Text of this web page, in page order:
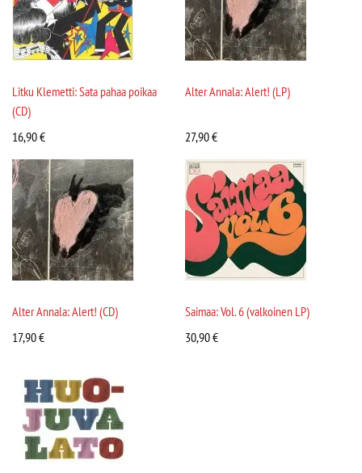
Litku Klemetti: Sata pahaa poikaa
(CD)
16,90€
Alter Annala: Alert! (LP)
27,90€
Alter Annala: Alert! (CD)
17,90€
Saimaa: Vol. 6 (valkoinen LP)
30,90€